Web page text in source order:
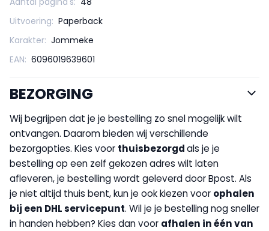
Uitvoering: Paperback
Karakter: Jommeke
EAN: 6096019639601
BEZORGING
Wij begrijpen dat je je bestelling zo snel mogelijk wilt
ontvangen. Daarom bieden wij verschillende
bezorgopties. Kies voor thuisbezorgdals je je
bestelling op een zelf gekozen adres wilt laten
afleveren, je bestelling wordt geleverd door Bpost. Als
je niet altijd thuis bent, kun je ook kiezen voor ophalen
bij een DHL servicepunt. Wil je je bestelling nog sneller
in handen hebben? Kies dan voor afhalen in één van